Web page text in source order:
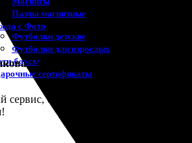
Пазлы магнитные
с Фото
Футболки детские
Футболки для взрослых
боксы
сертификаты
: ★
сервис, быстро и качественно